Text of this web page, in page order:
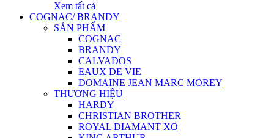
Xem tất cả
COGNAC/ BRANDY
SẢN PHẨM
COGNAC
BRANDY
CALVADOS
EAUX DE VIE
DOMAINE JEAN MARC MOREY
THƯƠNG HIỆU
HARDY
CHRISTIAN BROTHER
ROYAL DIAMANT XO